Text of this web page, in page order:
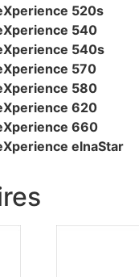
520s
540
540s
570
580
620
660
elnaStar